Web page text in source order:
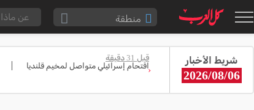
منطقة
القدس والقضاء شريط الأخبار
2026/08/06
قبل 31 دقيقة
اقتحام إسرائيلي متواصل لمخيم قلنديا‹